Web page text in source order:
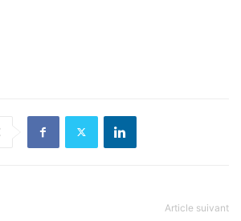
Article suivant